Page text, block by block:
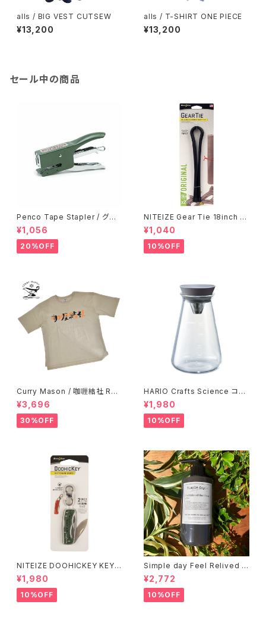
alls / BIG VEST CUTSEW
¥13,200
alls / T-SHIRT ONE PIECE
¥13,200
セール中の商品
Penco Tape Stapler / グリ
ーン
¥1,056
20%OFF
NITEIZE Gear Tie 18inch /
ブラック
¥1,040
10%OFF
Curry Mason / 咖喱結社 RET
RO T-Shirt
¥3,696
30%OFF
HARIO Crafts Science コニ
カルティーピッチャー 500ml
¥1,980
10%OFF
NITEIZE DOOHICKEY KEY
CHAIN KNIFE / グリーン
¥1,980
10%OFF
Simple day Feel Relived H
and Soap ありのままの一日
¥2,772
10%OFF